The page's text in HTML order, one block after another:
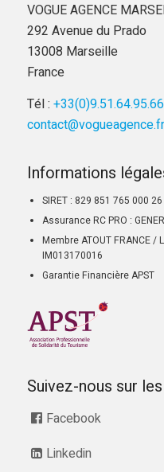
VOGUE AGENCE
292 Avenue du Prado
13008 Marseille
France
Tél : +33(0)9.51.64.95.66
contact@vogueagence.fr
Informations
SIRET : 829 851 765 000 26
Assurance RC PRO :
Membre ATOUT FRANCE /
IM013170016
Garantie Financière APST
Suivez-nous sur
Facebook
Linkedin